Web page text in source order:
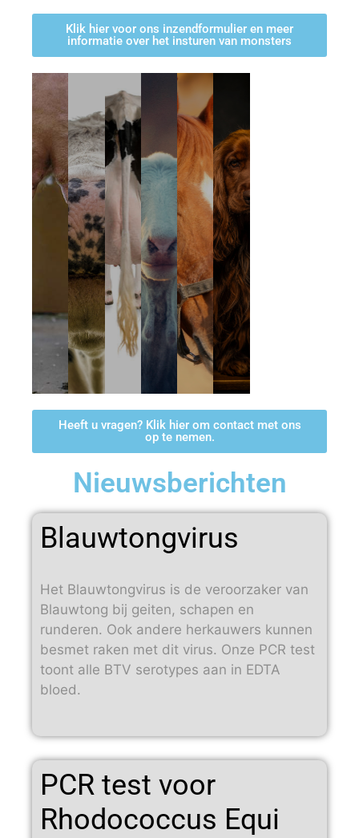
Klik hier voor ons inzendformulier en meer
informatie over het insturen van monsters
Heeft u vragen? Klik hier om contact met ons
op te nemen.
Nieuwsberichten
Blauwtongvirus
Het Blauwtongvirus is de veroorzaker van
Blauwtong bij geiten, schapen en
runderen. Ook andere herkauwers kunnen
besmet raken met dit virus. Onze PCR test
toont alle BTV serotypes aan in EDTA
bloed.
PCR test voor
Rhodococcus Equi